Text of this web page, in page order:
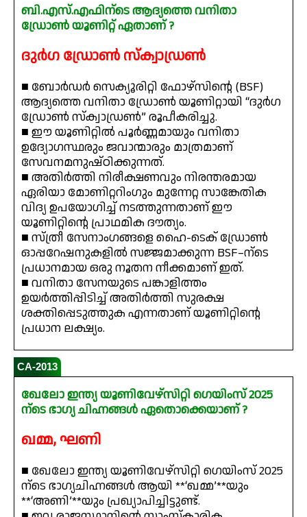
ബി.എസ്.എഫിന്ടെ ആദ്യത്തെ വനിതാ
ഡ്രോൺ യൂണിറ്റ് ഏതാണ് ?
ദുർഗ ഡ്രോൺ സ്ക്വാഡ്രൺ
■ ബോർഡർ സെക്യൂരിറ്റി ഫോഴ്സിന്റെ (BSF)
ആദ്യത്തെ വനിതാ ഡ്രോൺ യൂണിറ്റായി “ദുർഗ
ഡ്രോൺ സ്ക്വാഡ്രൺ” രൂപീകരിച്ചു.
■ ഈ യൂണിറ്റിൽ പൂർണ്ണമായും വനിതാ
ഉദ്യോഗസ്ഥരും ജവാന്മാരും മാത്രമാണ്
സേവനമനുഷ്ഠിക്കുന്നത്.
■ അതിർത്തി നിരീക്ഷണവും നിരന്തരമായ
ഏരിയാ മോണിറ്ററിംഗും മുന്നേറ്റ സാങ്കേതിക
വിദ്യ ഉപയോഗിച്ച് നടത്തുന്നതാണ് ഈ
യൂണിറ്റിന്റെ പ്രാഥമിക ദൗത്യം.
■ സ്ത്രീ സേനാംഗങ്ങളെ ഹൈ-ടെക് ഡ്രോൺ
ഓപ്പറേഷനുകളിൽ സജ്ജമാക്കുന്ന BSF–ന്ടെ
പ്രധാനമായ ഒരു നൂതന നീക്കമാണ് ഇത്.
■ വനിതാ സേനയുടെ പങ്കാളിത്തം
ഉയർത്തിപ്പിടിച്ച് അതിർത്തി സുരക്ഷ
ശക്തിപ്പെടുത്തുക എന്നതാണ് യൂണിറ്റിന്റെ
പ്രധാന ലക്ഷ്യം.
CA-2013
ഖേലോ ഇന്ത്യ യൂണിവേഴ്സിറ്റി ഗെയിംസ് 2025
ന്ടെ ഭാഗ്യ ചിഹ്നങ്ങൾ ഏതൊക്കെയാണ് ?
ഖമ്മ, ഘണി
■ ഖേലോ ഇന്ത്യ യൂണിവേഴ്സിറ്റി ഗെയിംസ് 2025
ന്ടെ ഭാഗ്യചിഹ്നങ്ങൾ ആയി **‘ഖമ്മ’**യും
**‘അണി’**യും പ്രഖ്യാപിച്ചിട്ടുണ്ട്.